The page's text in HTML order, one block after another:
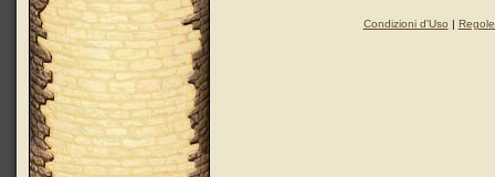
Condizioni d'Uso |